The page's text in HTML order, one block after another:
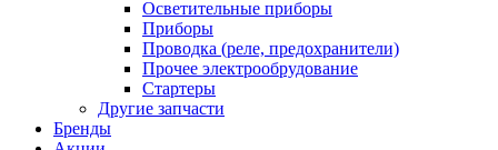
Осветительные приборы
Приборы
Проводка (реле, предохранители)
Прочее электрообрудование
Стартеры
Другие запчасти
Бренды